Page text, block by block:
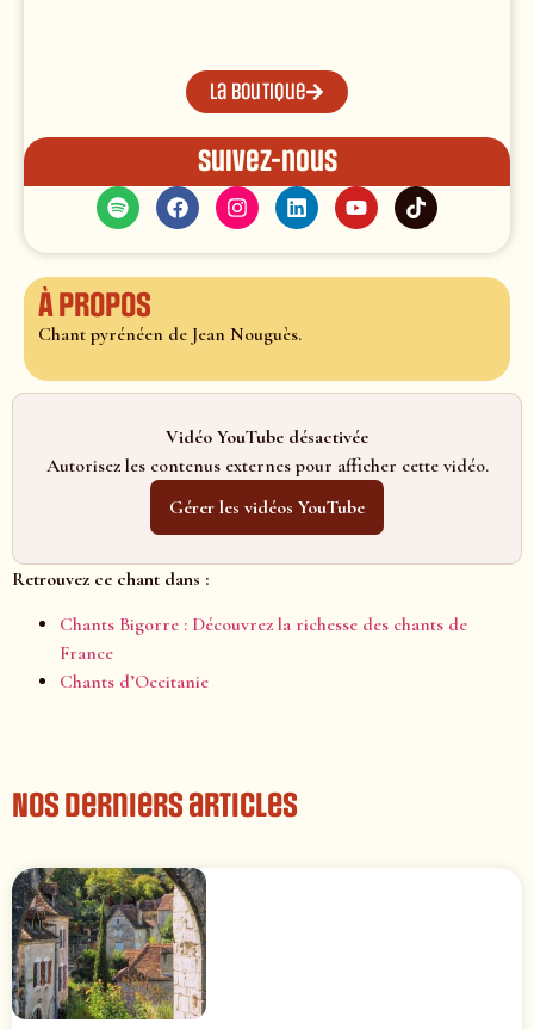
La boutique
Suivez-nous
À propos
Chant pyrénéen de Jean Nouguès.
Vidéo YouTube désactivée
Autorisez les contenus externes pour afficher cette vidéo.
Gérer les vidéos YouTube
Retrouvez ce chant dans :
Chants Bigorre : Découvrez la richesse des chants de
France
Chants d’Occitanie
Nos derniers articles